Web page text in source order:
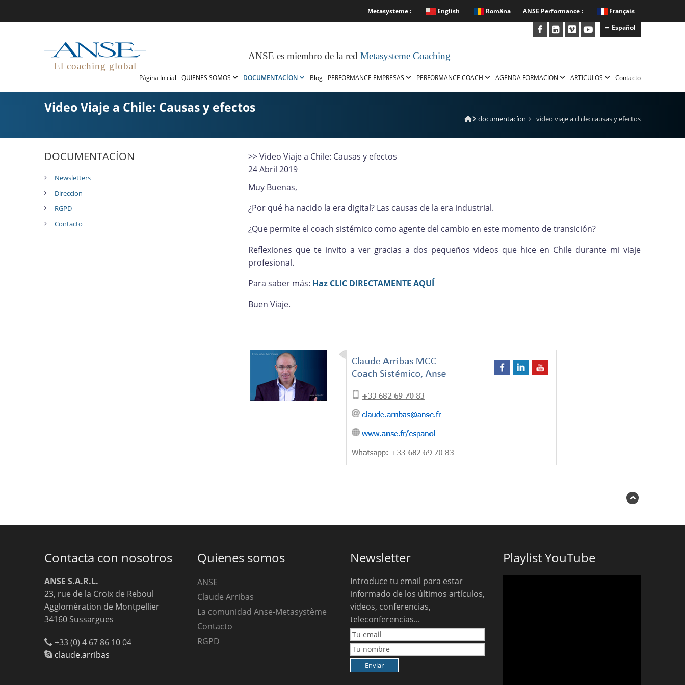
ANSE Performance : Français
Metasysteme : English
Româna
Español
El coaching global
ANSE es miembro de la red Metasysteme Coaching
Página Inicial QUIENES SOMOS DOCUMENTACÍON Blog PERFORMANCE EMPRESAS PERFORMANCE COACH AGENDA FORMACION ARTICULOS Contacto
Video Viaje a Chile: Causas y efectos
documentacíon video viaje a chile: causas y efectos
DOCUMENTACÍON
Newsletters
Direccion
RGPD
Contacto
>> Video Viaje a Chile: Causas y efectos
24 Abril 2019
Muy Buenas,
¿Por qué ha nacido la era digital? Las causas de la era industrial.
¿Que permite el coach sistémico como agente del cambio en este momento de transición?
Reflexiones que te invito a ver gracias a dos pequeños videos que hice en Chile durante mi viaje
profesional.
Para saber más: Haz CLIC DIRECTAMENTE AQUÍ
Buen Viaje.
Contacta con nosotros
ANSE S.A.R.L.
23, rue de la Croix de Reboul
Agglomération de Montpellier
34160 Sussargues
+33 (0) 4 67 86 10 04
claude.arribas
Quienes somos
ANSE
Claude Arribas
La comunidad Anse-Metasystème
Contacto
RGPD
Newsletter
Introduce tu email para estar
informado de los últimos artículos,
videos, conferencias,
teleconferencias...
Playlist YouTube